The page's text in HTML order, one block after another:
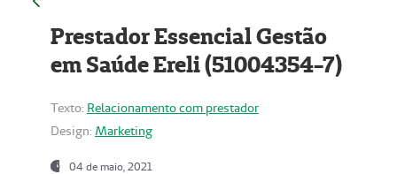
Prestador Essencial Gestão
em Saúde Ereli (51004354-7)
Texto: Relacionamento com prestador
Design: Marketing
04 de maio, 2021